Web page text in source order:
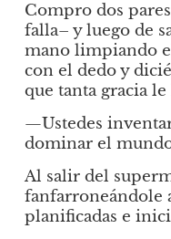
Compro dos
falla– y luego de
mano limpiando
con el dedo y
que tanta gracia le
—Ustedes
dominar el
Al salir del
fanfarroneándole
planificadas e